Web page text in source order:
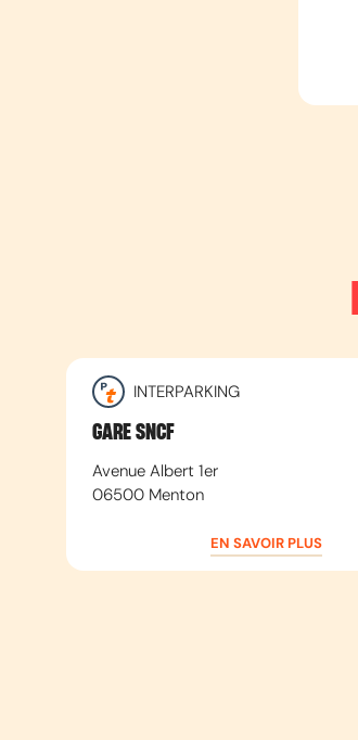
INTERPARKING
GARE SNCF
Avenue Albert 1er
06500 Menton
EN SAVOIR PLUS